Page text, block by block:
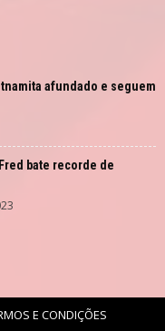
afundado e seguem
bate recorde de
E CONDIÇÕES